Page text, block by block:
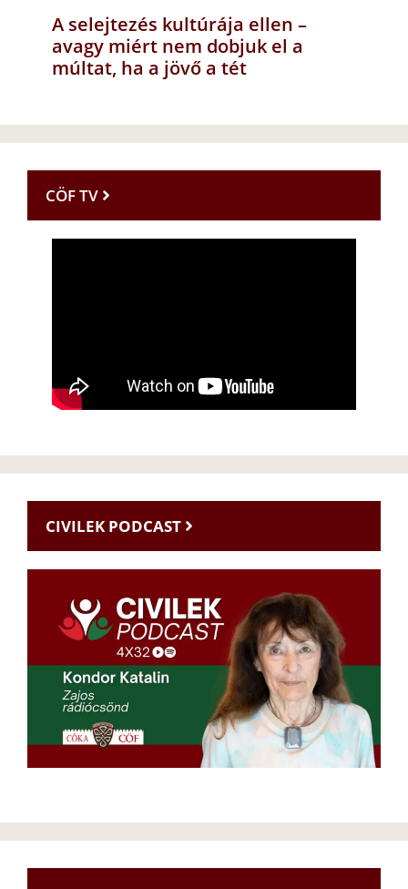
A selejtezés kultúrája ellen –
avagy miért nem dobjuk el a
múltat, ha a jövő a tét
CÖF TV
CIVILEK PODCAST